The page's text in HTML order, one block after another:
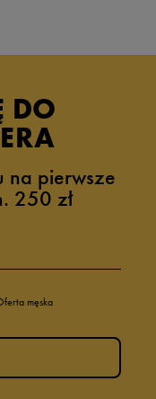
DO
na pierwsze
250 zł
męska